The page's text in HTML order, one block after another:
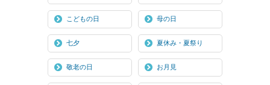
こどもの日 母の日
七夕 夏休み・夏祭り
敬老の日 お月見